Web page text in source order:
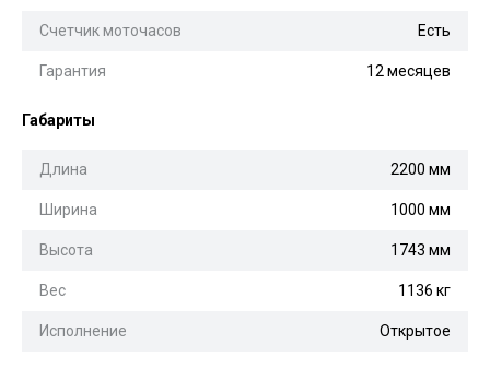
Счетчик моточасов Есть
Гарантия 12 месяцев
Габариты
Длина 2200 мм
Ширина 1000 мм
Высота 1743 мм
Вес 1136 кг
Исполнение Открытое